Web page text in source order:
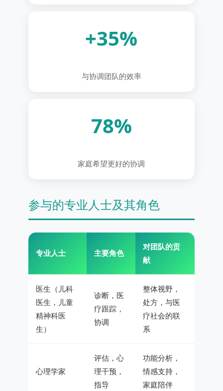
+35%
与协调团队的效率
78%
家庭希望更好的协调
参与的专业人士及其角色
专业人士 主要角色
对团队的贡
献
医生（儿科
医生，儿童
精神科医
生）
诊断，医
疗跟踪，
协调
整体视野，
处方，与医
疗社会的联
系
心理学家
评估，心
理干预，
指导
功能分析，
情感支持，
家庭陪伴